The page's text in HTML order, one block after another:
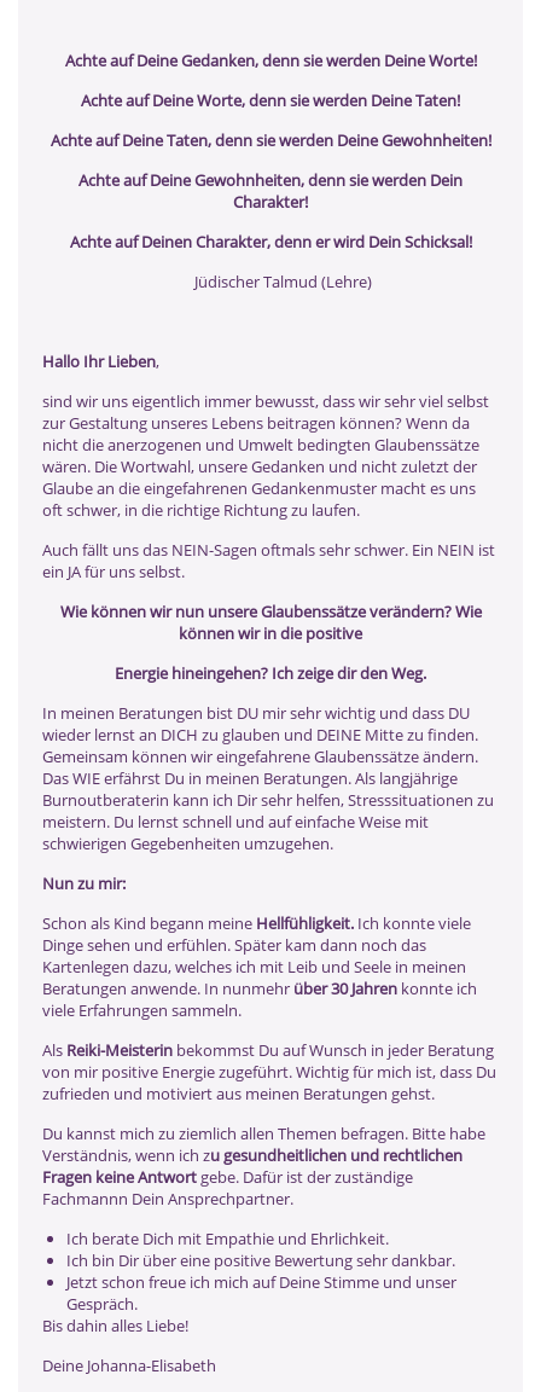
Achte auf Deine Gedanken, denn sie werden Deine Worte!
Achte auf Deine Worte, denn sie werden Deine Taten!
Achte auf Deine Taten, denn sie werden Deine Gewohnheiten!
Achte auf Deine Gewohnheiten, denn sie werden Dein
Charakter!
Achte auf Deinen Charakter, denn er wird Dein Schicksal!
Jüdischer Talmud (Lehre)
Hallo Ihr Lieben,
sind wir uns eigentlich immer bewusst, dass wir sehr viel selbst
zur Gestaltung unseres Lebens beitragen können? Wenn da
nicht die anerzogenen und Umwelt bedingten Glaubenssätze
wären. Die Wortwahl, unsere Gedanken und nicht zuletzt der
Glaube an die eingefahrenen Gedankenmuster macht es uns
oft schwer, in die richtige Richtung zu laufen.
Auch fällt uns das NEIN-Sagen oftmals sehr schwer. Ein NEIN ist
ein JA für uns selbst.
Wie können wir nun unsere Glaubenssätze verändern? Wie
können wir in die positive
Energie hineingehen? Ich zeige dir den Weg.
In meinen Beratungen bist DU mir sehr wichtig und dass DU
wieder lernst an DICH zu glauben und DEINE Mitte zu finden.
Gemeinsam können wir eingefahrene Glaubenssätze ändern.
Das WIE erfährst Du in meinen Beratungen. Als langjährige
Burnoutberaterin kann ich Dir sehr helfen, Stresssituationen zu
meistern. Du lernst schnell und auf einfache Weise mit
schwierigen Gegebenheiten umzugehen.
Nun zu mir:
Schon als Kind begann meine Hellfühligkeit. Ich konnte viele
Dinge sehen und erfühlen. Später kam dann noch das
Kartenlegen dazu, welches ich mit Leib und Seele in meinen
Beratungen anwende. In nunmehr über 30 Jahren konnte ich
viele Erfahrungen sammeln.
Als Reiki-Meisterin bekommst Du auf Wunsch in jeder Beratung
von mir positive Energie zugeführt. Wichtig für mich ist, dass Du
zufrieden und motiviert aus meinen Beratungen gehst.
Du kannst mich zu ziemlich allen Themen befragen. Bitte habe
Verständnis, wenn ich zu gesundheitlichen und rechtlichen
Fragen keine Antwortgebe. Dafür ist der zuständige
Fachmannn Dein Ansprechpartner.
Ich berate Dich mit Empathie und Ehrlichkeit.
Ich bin Dir über eine positive Bewertung sehr dankbar.
Jetzt schon freue ich mich auf Deine Stimme und unser
Gespräch.
Bis dahin alles Liebe!
Deine Johanna-Elisabeth